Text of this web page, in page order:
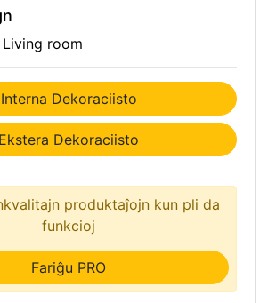
room
Interna Dekoraciisto
Ekstera Dekoraciisto
produktaĵojn kun pli da
funkcioj
Fariĝu PRO